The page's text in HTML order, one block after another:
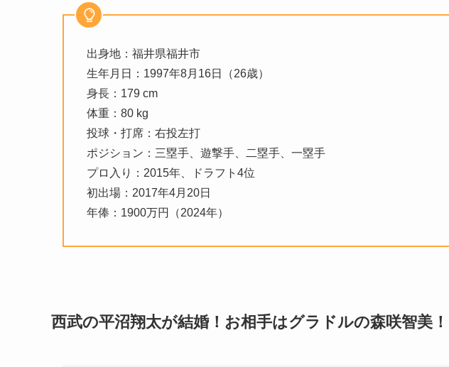
出身地：福井県福井市
生年月日：1997年8月16日（26歳）
身長：179 cm
体重：80 kg
投球・打席：右投左打
ポジション：三塁手、遊撃手、二塁手、一塁手
プロ入り：2015年、ドラフト4位
初出場：2017年4月20日
年俸：1900万円（2024年）
西武の平沼翔太が結婚！お相手はグラドルの森咲智美！